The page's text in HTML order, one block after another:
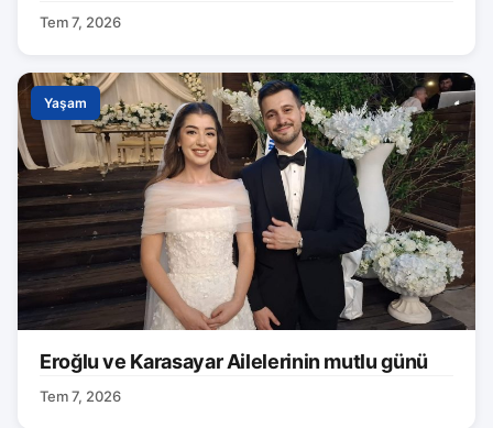
Tem 7, 2026
Yaşam
Eroğlu ve Karasayar Ailelerinin mutlu günü
Tem 7, 2026